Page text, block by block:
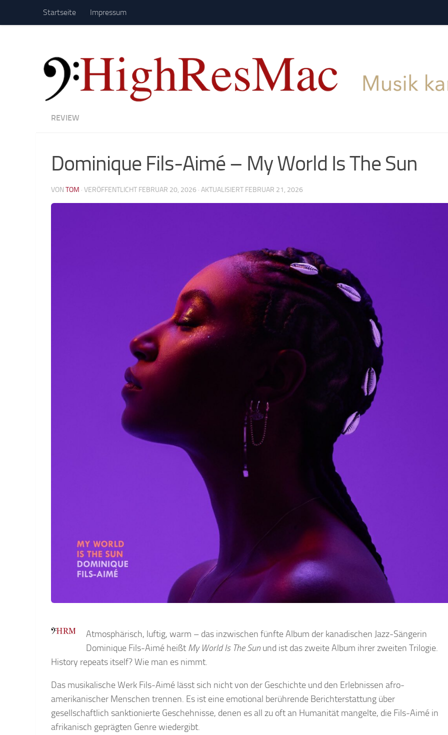
Zum Inhalt springen
Startseite Impressum
REVIEW
Dominique Fils-Aimé – My World Is The Sun
VON TOM · VERÖFFENTLICHT FEBRUAR 20, 2026 · AKTUALISIERT FEBRUAR 21, 2026
Atmosphärisch, luftig, warm – das inzwischen fünfte Album der kanadischen Jazz-Sängerin
Dominique Fils-Aimé heißt My World Is The Sun und ist das zweite Album ihrer zweiten Trilogie.
History repeats itself? Wie man es nimmt.
Das musikalische Werk Fils-Aimé lässt sich nicht von der Geschichte und den Erlebnissen afro-
amerikanischer Menschen trennen. Es ist eine emotional berührende Berichterstattung über
gesellschaftlich sanktionierte Geschehnisse, denen es all zu oft an Humanität mangelte, die Fils-Aimé in
afrikanisch geprägten Genre wiedergibt.